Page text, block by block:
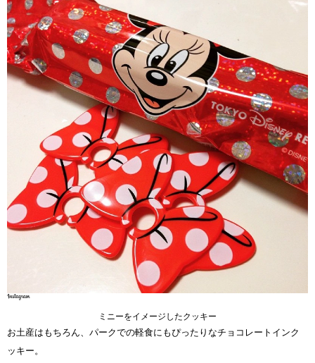
ミニーをイメージしたクッキー
お土産はもちろん、パークでの軽食にもぴったりなチョコレートインク
ッキー。